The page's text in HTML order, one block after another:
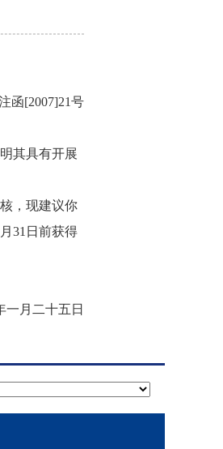
[2007]21号
其具有开展
，现建议你
31日前获得
月二十五日